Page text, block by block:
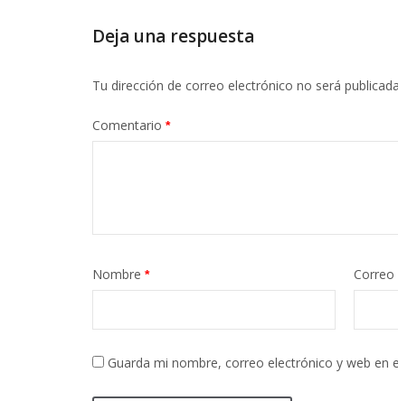
Deja una respuesta
Tu dirección de correo electrónico no será
Comentario *
Nombre *
Guarda mi nombre, correo electrónico y web en